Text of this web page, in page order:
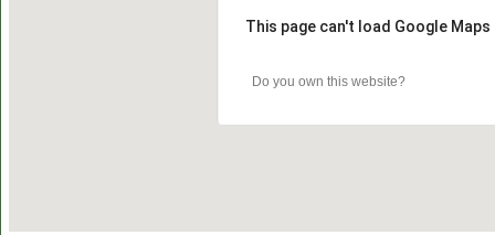
This page can't load Google
Do you own this website?